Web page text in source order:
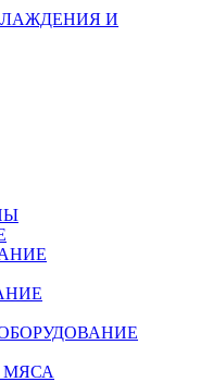
И